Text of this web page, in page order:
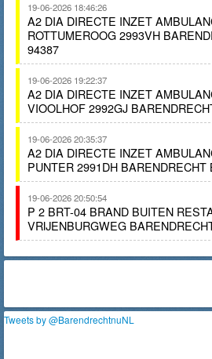
19-06-2026 18:46:26
A2 DIA DIRECTE INZET
ROTTUMEROOG 2993VH
94387
19-06-2026 19:22:37
A2 DIA DIRECTE INZET
VIOOLHOF 2992GJ
19-06-2026 20:35:37
A2 DIA DIRECTE INZET
PUNTER 2991DH
19-06-2026 20:50:54
P 2 BRT-04 BRAND BUITEN
VRIJENBURGWEG
Tweets by @BarendrechtnuNL